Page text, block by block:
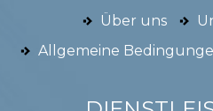
Über uns
Allgemeine